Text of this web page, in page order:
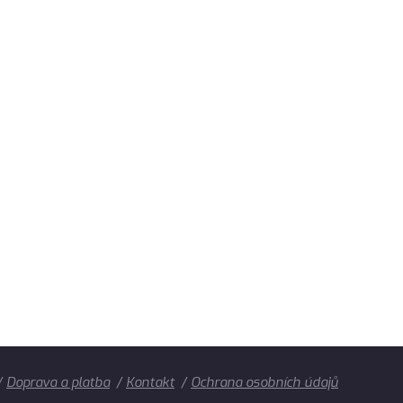
Doprava a platba Kontakt Ochrana osobních údajů